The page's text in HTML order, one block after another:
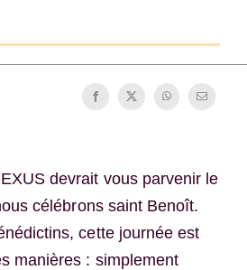
devrait vous parvenir le
célébrons saint Benoît.
cette journée est
manières : simplement